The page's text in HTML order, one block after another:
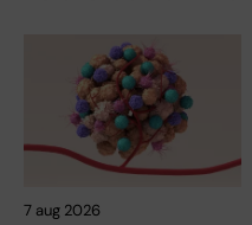
7 aug 2026